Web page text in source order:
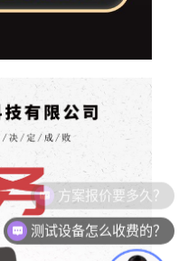
测试设备怎么收费的？